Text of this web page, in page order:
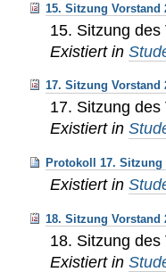
15. Sitzung Vorstand
15. Sitzung des
Existiert in
17. Sitzung Vorstand
17. Sitzung
Existiert in
Protokoll 17. Sitzung
Existiert in
18. Sitzung Vorstand
18. Sitzung des
Existiert in